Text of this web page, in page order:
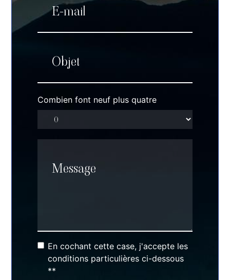
Combien font neuf plus quatre
En cochant cette case, j'accepte les
conditions particulières ci-dessous
**